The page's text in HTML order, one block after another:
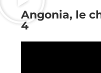
Angonia, le
4